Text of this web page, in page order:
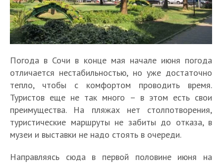
Погода в Сочи в конце мая начале июня погода
отличается нестабильностью, но уже достаточно
тепло, чтобы с комфортом проводить время.
Туристов еще не так много – в этом есть свои
преимущества. На пляжах нет столпотворения,
туристические маршруты не забиты до отказа, в
музеи и выставки не надо стоять в очереди.
Направляясь сюда в первой половине июня на